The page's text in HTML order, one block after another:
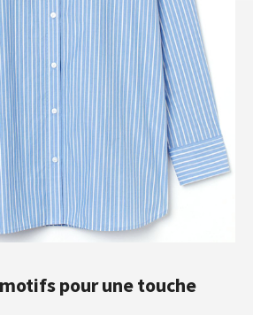
pour une touche